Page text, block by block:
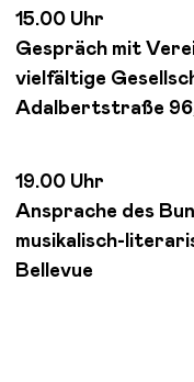
15.00 Uhr
Gespräch mit
vielfältige
Adalbertstraße
19.00 Uhr
Ansprache des
musikalisch-
Bellevue